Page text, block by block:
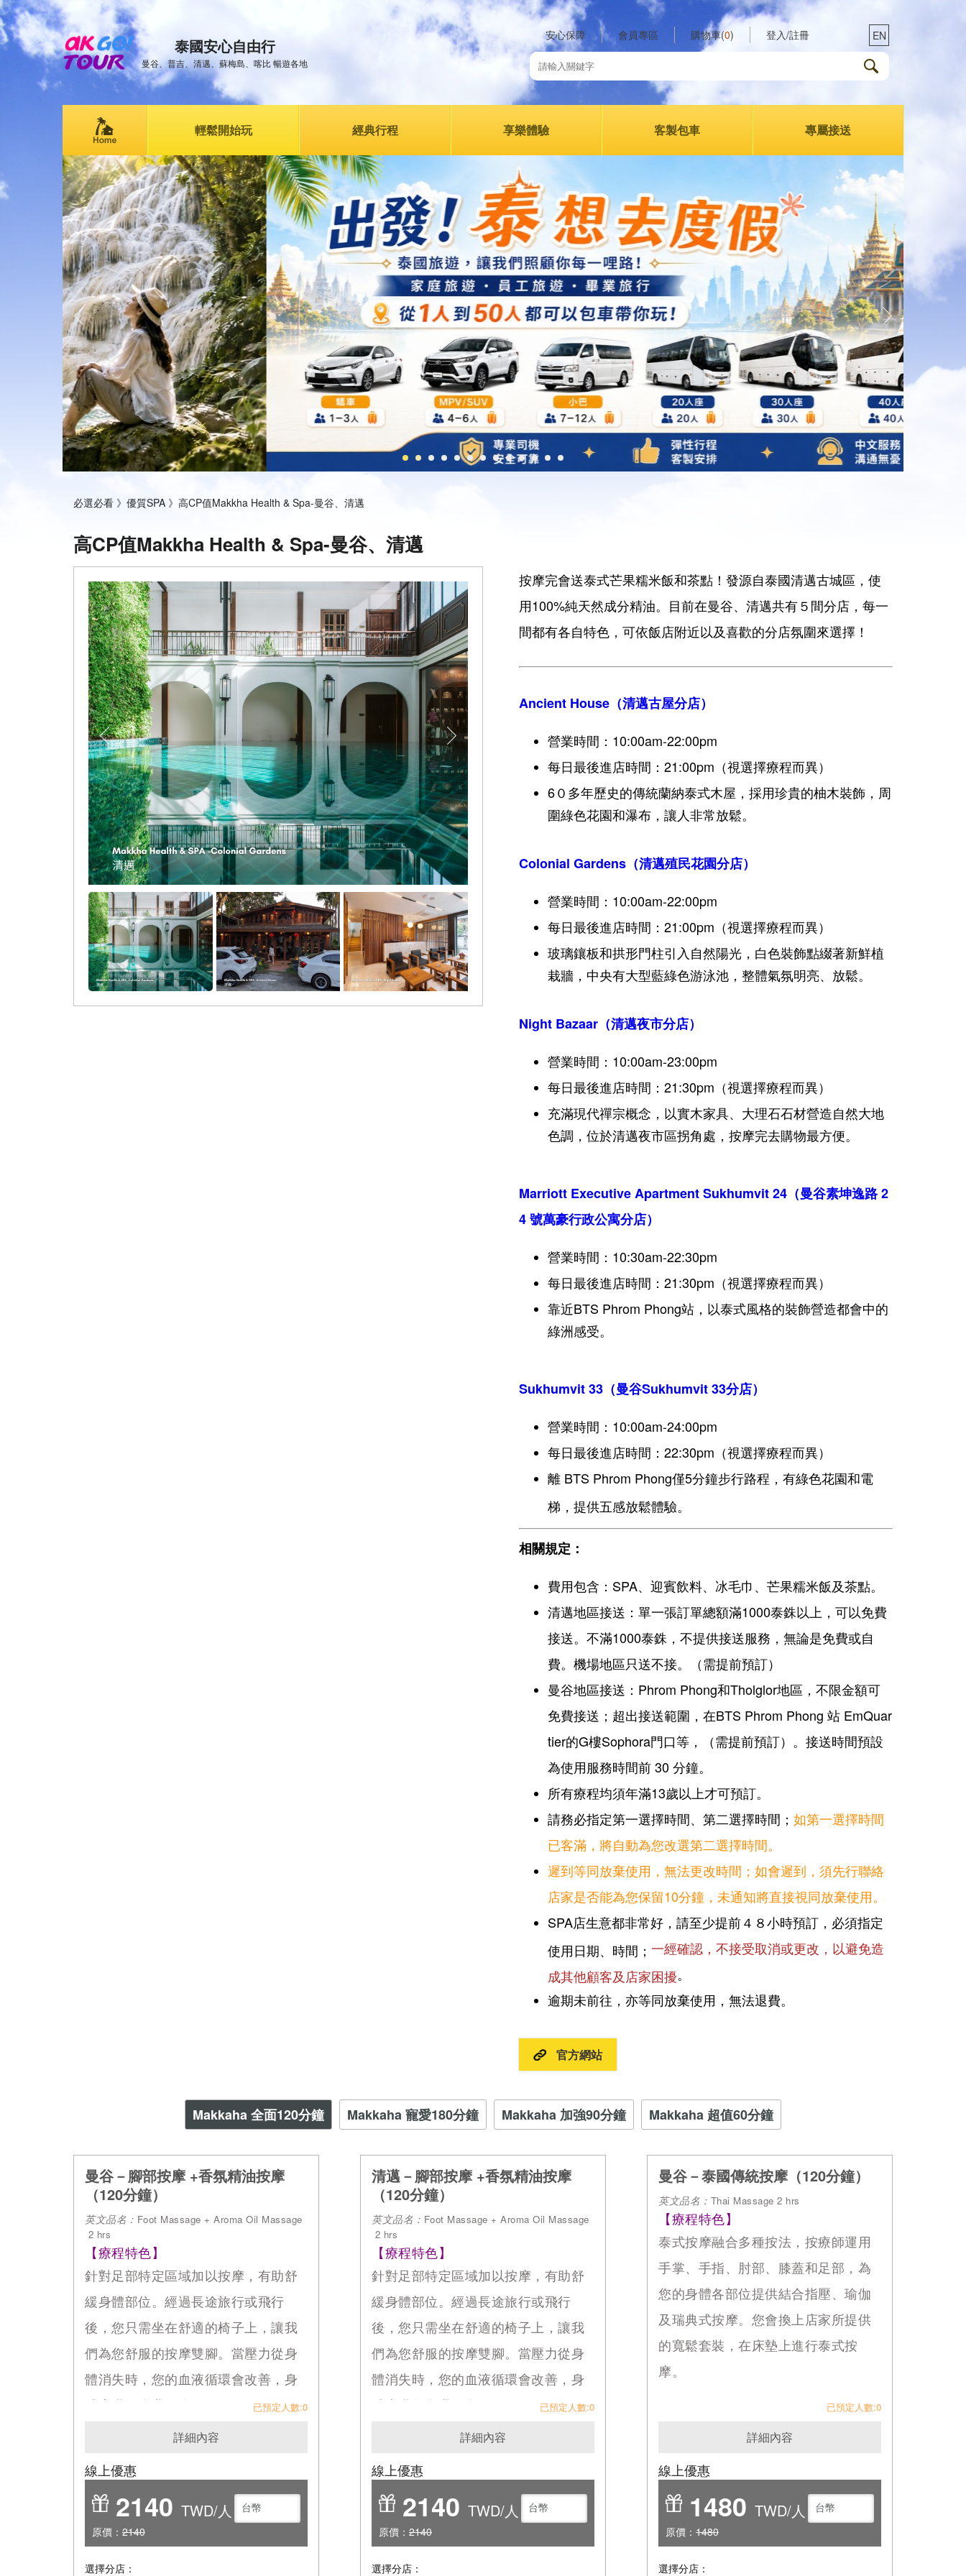
泰國安心自由行
曼谷、普吉、清邁、蘇梅島、喀比 暢遊各地
安心保障 會員專區 購物車(0) 登入/註冊 EN
輕鬆開始玩 經典行程 享樂體驗 客製包車 專屬接送
必選必看 》 優質SPA 》 高CP值Makkha Health & Spa-曼谷、清邁
高CP值Makkha Health & Spa-曼谷、清邁
按摩完會送泰式芒果糯米飯和茶點！發源自泰國清邁古城區，使
用100%純天然成分精油。目前在曼谷、清邁共有５間分店，每一
間都有各自特色，可依飯店附近以及喜歡的分店氛圍來選擇！
Ancient House（清邁古屋分店）
營業時間：10:00am-22:00pm
每日最後進店時間：21:00pm （視選擇療程而異）
6０多年歷史的傳統蘭納泰式木屋，採用珍貴的柚木裝飾，周
圍綠色花園和瀑布，讓人非常放鬆。
Colonial Gardens（清邁殖民花園分店）
營業時間：10:00am-22:00pm
每日最後進店時間：21:00pm （視選擇療程而異）
玻璃鑲板和拱形門柱引入自然陽光，白色裝飾點綴著新鮮植
栽牆，中央有大型藍綠色游泳池，整體氣氛明亮、放鬆。
Night Bazaar（清邁夜市分店）
營業時間：10:00am-23:00pm
每日最後進店時間：21:30pm （視選擇療程而異）
充滿現代禪宗概念，以實木家具、大理石石材營造自然大地
色調，位於清邁夜市區拐角處，按摩完去購物最方便。
Marriott Executive Apartment Sukhumvit 24（曼谷素坤逸路 2
4 號萬豪行政公寓分店）
營業時間：10:30am-22:30pm
每日最後進店時間：21:30pm （視選擇療程而異）
靠近BTS Phrom Phong站，以泰式風格的裝飾營造都會中的
綠洲感受。
Sukhumvit 33（曼谷Sukhumvit 33分店）
營業時間：10:00am-24:00pm
每日最後進店時間：22:30pm（視選擇療程而異）
離 BTS Phrom Phong僅5分鐘步行路程，有綠色花園和電
梯，提供五感放鬆體驗。
相關規定：
費用包含：SPA、迎賓飲料、冰毛巾、芒果糯米飯及茶點。
清邁地區接送：單一張訂單總額滿1000泰銖以上，可以免費
接送。不滿1000泰銖，不提供接送服務，無論是免費或自
費。 機場地區只送不接。（需提前預訂）
曼谷地區接送：Phrom Phong和Tholglor地區， 不限金額可
免費接送；超出接送範圍，在BTS Phrom Phong 站 EmQuar
tier的G樓Sophora門口等，
（需提前預訂） 。接送時間預設
為使用服務時間前 30 分鐘。
所有療程均須年滿13歲以上才可預訂。
請務必指定第一選擇時間、第二選擇時間； 如第一選擇時間
已客滿，將自動為您改選第二選擇時間。
遲到等同放棄使用，無法更改時間；如會遲到，須先行聯絡
店家是否能為您保留10分鐘，未通知將直接視同放棄使用。
SPA店生意都非常好，請至少提前４８小時預訂，必須指定
使用日期、時間； 一經確認，不接受取消或更改，以避免造
成其他顧客及店家困擾。
逾期未前往，亦等同放棄使用，無法退費。
官方網站
Makkaha 全面120分鐘 Makkaha 寵愛180分鐘 Makkaha 加強90分鐘 Makkaha 超值60分鐘
曼谷－腳部按摩 +香氛精油按摩
（120分鐘）
英文品名： Foot Massage + Aroma Oil Massage
2 hrs
【療程特色】
針對足部特定區域加以按摩，有助舒
緩身體部位。經過長途旅行或飛行
後，您只需坐在舒適的椅子上，讓我
們為您舒服的按摩雙腳。當壓力從身
體消失時，您的血液循環會改善，身
體也獲得自我平衡。
香氛按摩技術採用精選的獨特天然精
天然草本植物製成的精油塗抹在身體
上有助於軟化和擴張肌肉組織，從而
緩解疼痛和發炎。
已預定人數:0
詳細內容
線上優惠
2140 TWD/人
原價： 2140
選擇分店：
清邁－腳部按摩 +香氛精油按摩
（120分鐘）
英文品名： Foot Massage + Aroma Oil Massage
2 hrs
【療程特色】
針對足部特定區域加以按摩，有助舒
緩身體部位。經過長途旅行或飛行
後，您只需坐在舒適的椅子上，讓我
們為您舒服的按摩雙腳。當壓力從身
體消失時，您的血液循環會改善，身
體也獲得自我平衡。
香氛按摩技術採用精選的獨特天然精
油，提供額外的放鬆和治療效果。天
然草本植物製成的精油塗抹在身體上
解疼痛和發炎。
已預定人數:0
詳細內容
線上優惠
2140 TWD/人
原價： 2140
選擇分店：
曼谷－泰國傳統按摩（120分鐘）
英文品名： Thai Massage 2 hrs
【療程特色】
泰式按摩融合多種按法，按療師運用
手掌、手指、肘部、膝蓋和足部，為
您的身體各部位提供結合指壓、瑜伽
及瑞典式按摩。您會換上店家所提供
的寬鬆套裝，在床墊上進行泰式按
摩。
已預定人數:0
詳細內容
線上優惠
1480 TWD/人
原價： 1480
選擇分店：